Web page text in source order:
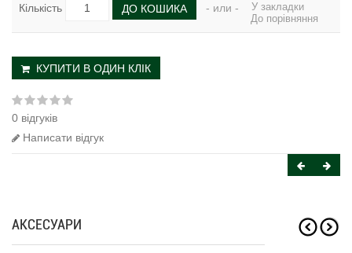
Кількість ДО КОШИКА - или -
У закладки
До порівняння
КУПИТИ В ОДИН КЛІК
0 відгуків
Написати відгук
АКСЕСУАРИ